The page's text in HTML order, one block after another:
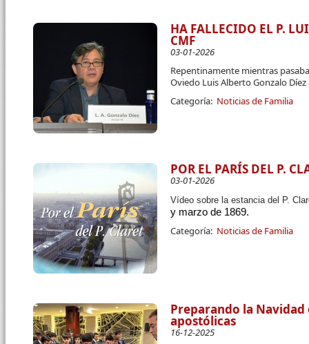
HA FALLECIDO EL P.
CMF
03-01-2026
Repentinamente mientras
Oviedo Luis Alberto Gonzalo
Categoría: Noticias de Familia
POR EL PARÍS DEL P.
03-01-2026
Vídeo sobre la estancia del P.
y marzo de 1869.
Categoría: Noticias de Familia
Preparando la
apostólicas
16-12-2025